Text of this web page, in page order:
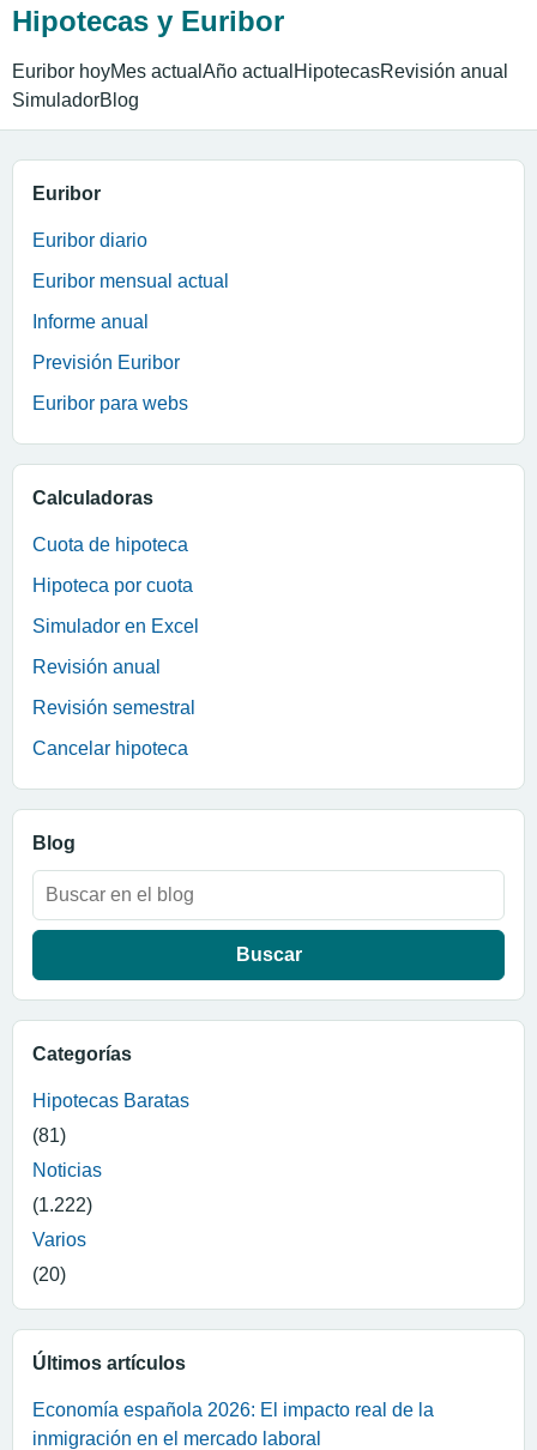
Hipotecas y Euribor
Euribor hoyMes actual Año actual HipotecasRevisión anual
SimuladorBlog
Euribor
Euribor diario
Euribor mensual actual
Informe anual
Previsión Euribor
Euribor para webs
Calculadoras
Cuota de hipoteca
Hipoteca por cuota
Simulador en Excel
Revisión anual
Revisión semestral
Cancelar hipoteca
Blog
Buscar:
Categorías
Hipotecas Baratas
(81)
Noticias
(1.222)
Varios
(20)
Últimos artículos
Economía española 2026: El impacto real de la
inmigración en el mercado laboral